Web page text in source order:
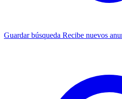
Guardar búsqueda Recibe nuevos